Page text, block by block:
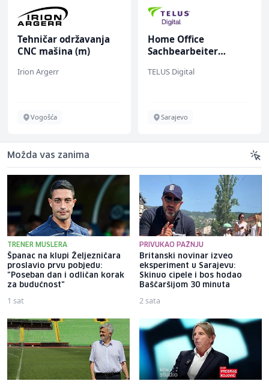
Tehničar održavanja
CNC mašina (m)
Irion Argerr
Vogošća
Home Office
Sachbearbeiter
bekannten deutschen
TELUS Digital
Sarajevo
Možda vas zanima
TRENER MUSLERA
Španac na klupi Željezničara
proslavio prvu pobjedu:
"Poseban dan i odličan korak
za budućnost"
1 sat
PRIVUKAO PAŽNJU
Britanski novinar izveo
eksperiment u Sarajevu:
Skinuo cipele i bos hodao
Baščaršijom 30 minuta
2 sata